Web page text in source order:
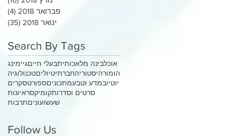
פברואר 2018
(4)
ינואר 2018
(35)
Search By Tags
אוכלבינה מלאכותיתבעלי חייםגיימינג
הומורהיסטוריהחברתיטיוליםטכנולוגיה
יוטיובמדע וטבעמתכוניםספורטסקרים
סרטים וסדרותקומיקסראיונות
שעשועוניםתרבות
Follow Us